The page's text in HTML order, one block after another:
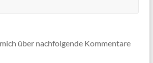
über nachfolgende Kommentare